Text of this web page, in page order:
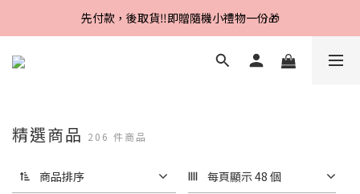
Line好友招募中，首購、回購皆贈100元
先付款，後取貨‼️即贈隨機小禮物一份🎁
Line好友招募中，首購、回購皆贈100元
精選商品 206 件商品
商品排序 每頁顯示 48 個